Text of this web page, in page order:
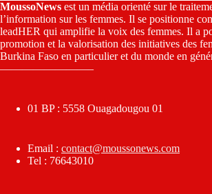
MoussoNews est un média orienté sur le
l’information sur les femmes. Il se positionne
leadHER qui amplifie la voix des femmes. Il a
promotion et la valorisation des initiatives des
Burkina Faso en particulier et du monde en
————————–
01 BP : 5558 Ouagadougou 01
Email : contact@moussonews.com
Tel : 76643010